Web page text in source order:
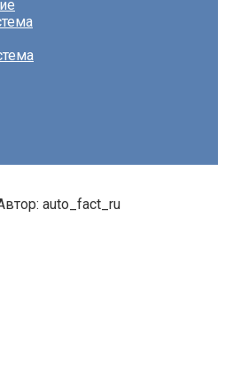
auto_fact_ru